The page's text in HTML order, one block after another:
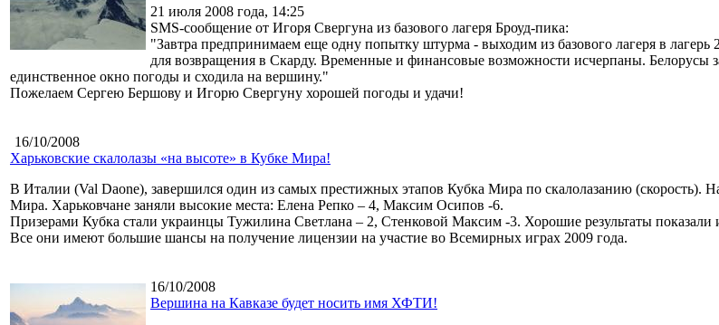
21 июля 2008 года, 14:25
SMS-сообщение от Игоря Свергуна из базового лагеря Броуд-пика:
"Завтра предпринимаем еще одну попытку штурма - выходим из базового лагеря в лагерь
для возвращения в Скарду. Временные и финансовые возможности исчерпаны. Белорусы
единственное окно погоды и сходила на вершину."
Пожелаем Сергею Бершову и Игорю Свергуну хорошей погоды и удачи!
16/10/2008
Харьковские скалолазы «на высоте» в Кубке Мира!
В Италии (Val Daone), завершился один из самых престижных этапов Кубка Мира по скалолазанию (скорость).
Мира. Харьковчане заняли высокие места: Елена Репко – 4, Максим Осипов -6.
Призерами Кубка стали украинцы Тужилина Светлана – 2, Стенковой Максим -3. Хорошие результаты
Все они имеют большие шансы на получение лицензии на участие во Всемирных играх 2009 года.
16/10/2008
Вершина на Кавказе будет носить имя ХФТИ!